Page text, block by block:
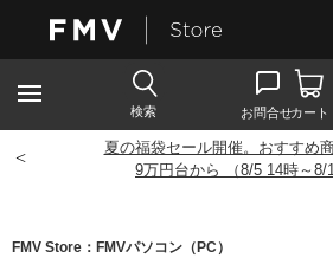
夏の福袋セール開催。おすすめ
9万円台から （8/5 14時～8/
<
FMV Store：FMVパソコン（PC）